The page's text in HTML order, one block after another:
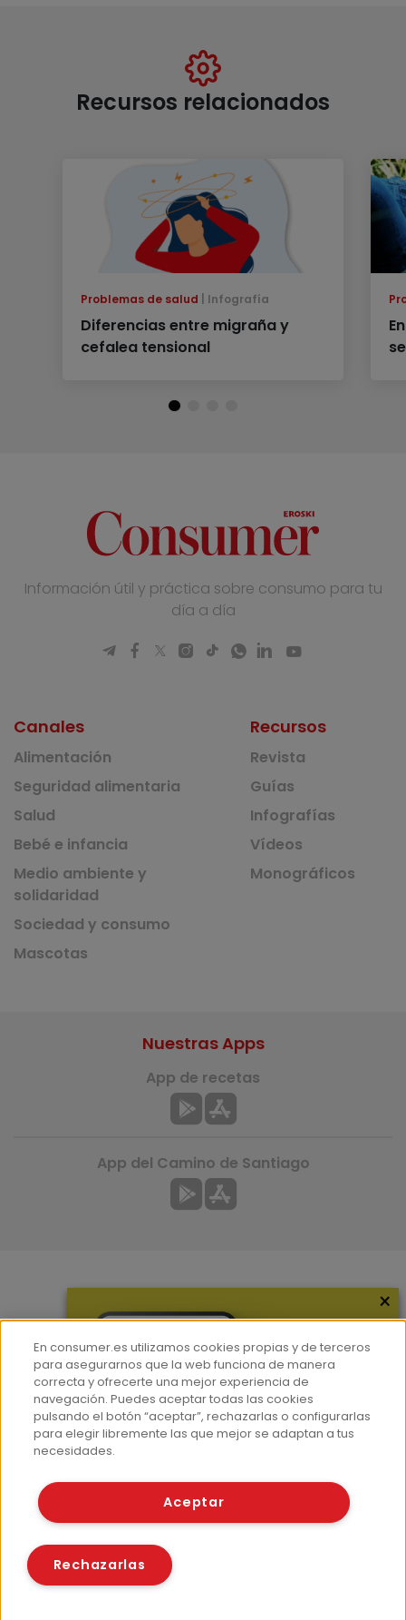
Recursos relacionados
Problemas de salud Infografía
Diferencias entre migraña y
cefalea tensional
Información útil y práctica sobre consumo para tu
día a día
Canales
Alimentación
Seguridad alimentaria
Salud
Bebé e infancia
Medio ambiente y
solidaridad
Sociedad y consumo
Mascotas
Recursos
Revista
Guías
Infografías
Vídeos
Monográficos
Hemeroteca
Contacto
Prensa
Corpus Lingüístico Consumer
Nuestras Apps
App de recetas
App del Camino de Santiago
© Fundación EROSKI
Políticas de cookies
×
En consumer.es utilizamos cookies propias y de terceros
para asegurarnos que la web funciona de manera
correcta y ofrecerte una mejor experiencia de
navegación. Puedes aceptar todas las cookies
pulsando el botón “aceptar”, rechazarlas o configurarlas
para elegir libremente las que mejor se adaptan a tus
necesidades.
Aceptar
Rechazarlas